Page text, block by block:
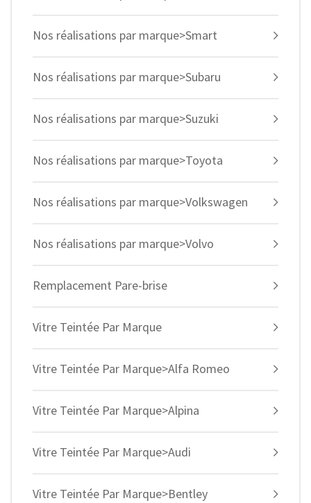
Nos réalisations par marque>Smart
Nos réalisations par marque>Subaru
Nos réalisations par marque>Suzuki
Nos réalisations par marque>Toyota
Nos réalisations par marque>Volkswagen
Nos réalisations par marque>Volvo
Remplacement Pare-brise
Vitre Teintée Par Marque
Vitre Teintée Par Marque>Alfa Romeo
Vitre Teintée Par Marque>Alpina
Vitre Teintée Par Marque>Audi
Vitre Teintée Par Marque>Bentley